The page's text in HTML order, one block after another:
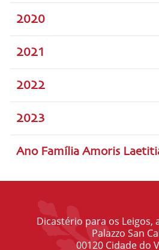
2020
2021
2022
2023
Ano Família Amoris
Dicastério para os Leigos,
Palazzo San
00120 Cidade do